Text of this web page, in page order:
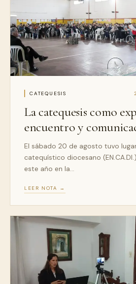
CATEQUESIS
La catequesis como
encuentro y
El sábado 20 de agosto tuvo
catequístico diocesano
este año en la…
LEER NOTA →